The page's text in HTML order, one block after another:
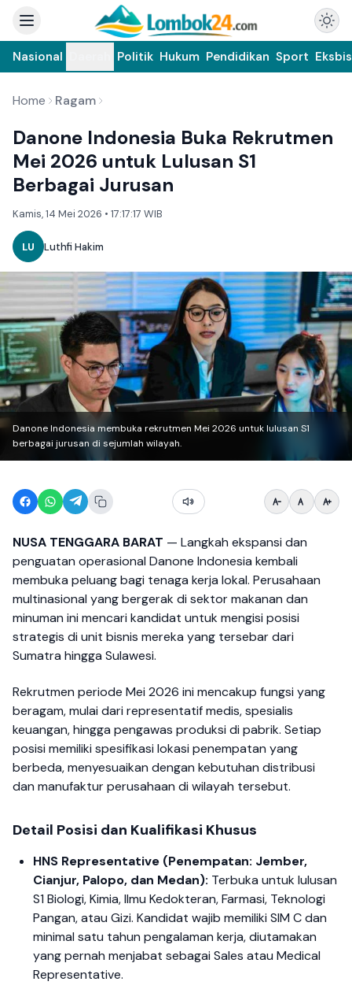
Nasional Politik Hukum Pendidikan Sport Eksbis
Home Ragam
Danone Indonesia Buka Rekrutmen
Mei 2026 untuk Lulusan S1
Berbagai Jurusan
Kamis, 14 Mei 2026 • 17:17:17 WIB
LU Luthfi Hakim
Danone Indonesia membuka rekrutmen Mei 2026 untuk lulusan S1
berbagai jurusan di sejumlah wilayah.
NUSA TENGGARA BARAT — Langkah ekspansi dan
penguatan operasional Danone Indonesia kembali
membuka peluang bagi tenaga kerja lokal. Perusahaan
multinasional yang bergerak di sektor makanan dan
minuman ini mencari kandidat untuk mengisi posisi
strategis di unit bisnis mereka yang tersebar dari
Sumatra hingga Sulawesi.
Rekrutmen periode Mei 2026 ini mencakup fungsi yang
beragam, mulai dari representatif medis, spesialis
keuangan, hingga pengawas produksi di pabrik. Setiap
posisi memiliki spesifikasi lokasi penempatan yang
berbeda, menyesuaikan dengan kebutuhan distribusi
dan manufaktur perusahaan di wilayah tersebut.
Detail Posisi dan Kualifikasi Khusus
HNS Representative (Penempatan: Jember,
Cianjur, Palopo, dan Medan): Terbuka untuk lulusan
S1 Biologi, Kimia, Ilmu Kedokteran, Farmasi, Teknologi
Pangan, atau Gizi. Kandidat wajib memiliki SIM C dan
minimal satu tahun pengalaman kerja, diutamakan
yang pernah menjabat sebagai Sales atau Medical
Representative.